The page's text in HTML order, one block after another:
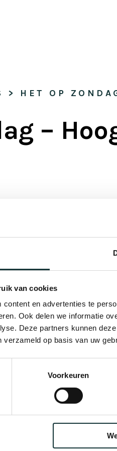
van cookies
content en advertenties te
Ook delen we informatie
Deze partners kunnen
verzameld op basis van uw
Voorkeuren
> HET OP
–
Bekijk
Orgel